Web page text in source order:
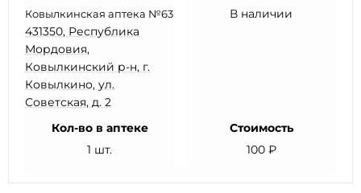
Ковылкинская аптека №63
431350, Республика
Мордовия,
Ковылкинский р-н, г.
Ковылкино, ул.
Советская, д. 2
В наличии
Кол-во в аптеке
1 шт.
Стоимость
100 ₽